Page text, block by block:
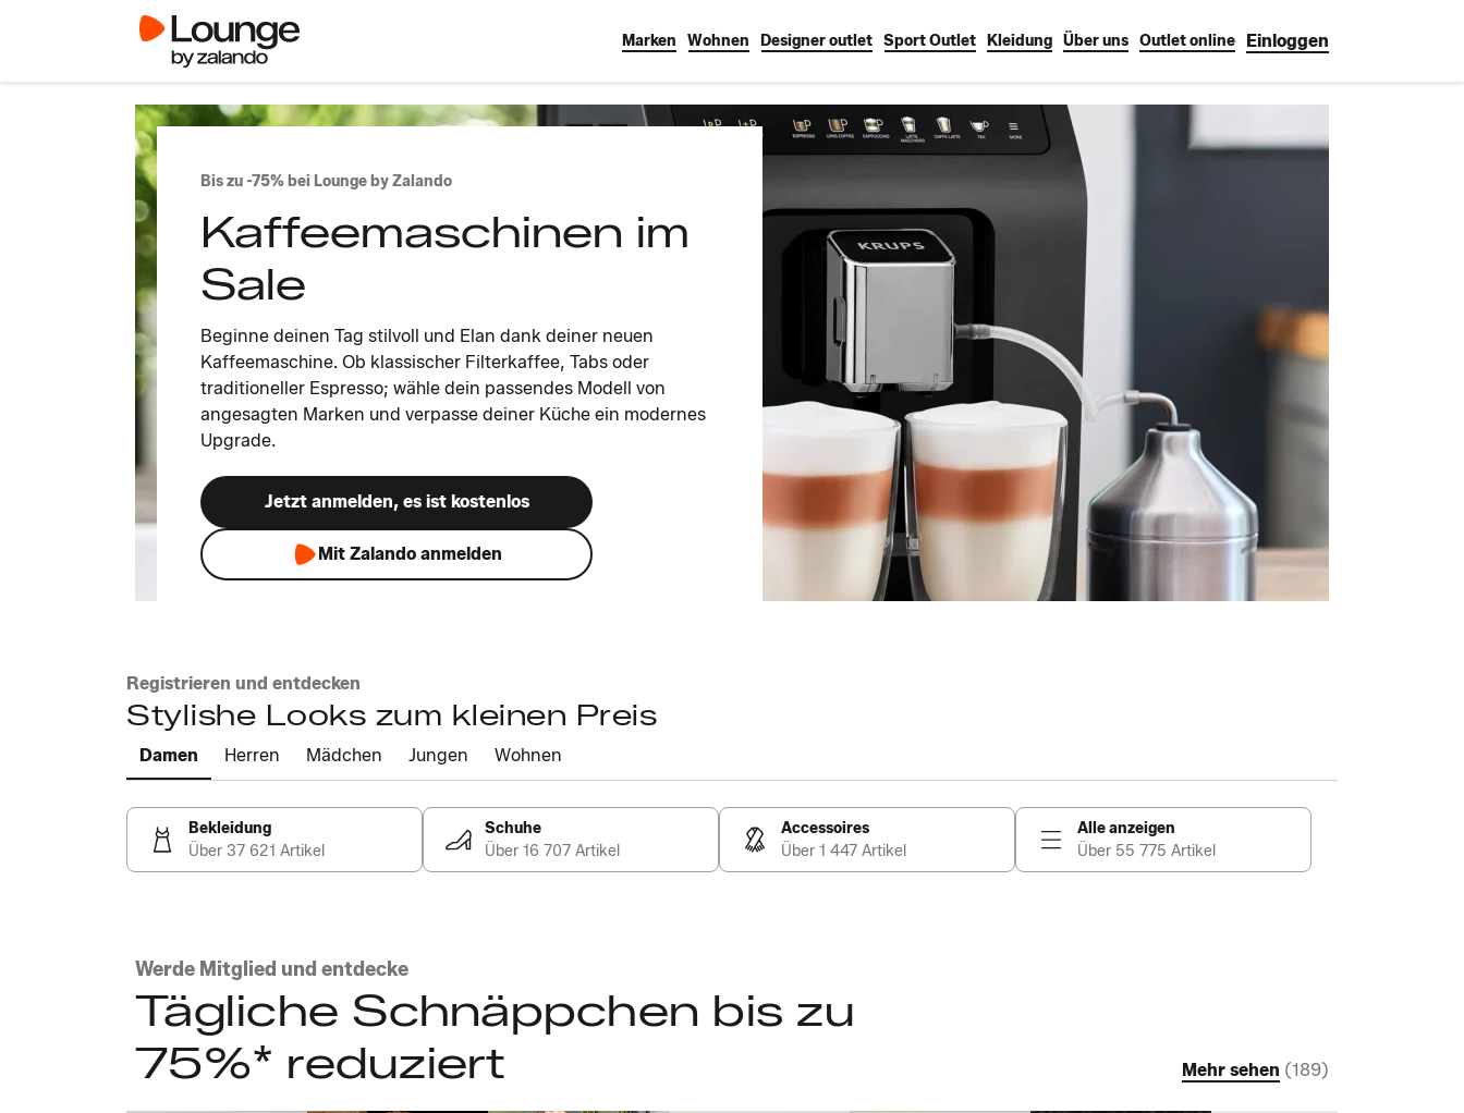
Marken Wohnen Designer outlet Sport Outlet Kleidung Über uns Outlet online Einloggen
Bis zu -75% bei Lounge by Zalando
Kaffeemaschinen im
Sale
Beginne deinen Tag stilvoll und Elan dank deiner neuen
Kaffeemaschine. Ob klassischer Filterkaffee, Tabs oder
traditioneller Espresso; wähle dein passendes Modell von
angesagten Marken und verpasse deiner Küche ein modernes
Upgrade.
Jetzt anmelden, es ist kostenlos
Mit Zalando anmelden
Registrieren und entdecken
Stylishe Looks zum kleinen Preis
Damen Herren Mädchen Jungen Wohnen
Bekleidung
Über 37 621 Artikel
Schuhe
Über 16 707 Artikel
Accessoires
Über 1 447 Artikel
Alle anzeigen
Über 55 775 Artikel
Werde Mitglied und entdecke
Tägliche Schnäppchen bis zu
75%* reduziert
Mehr sehen (189)